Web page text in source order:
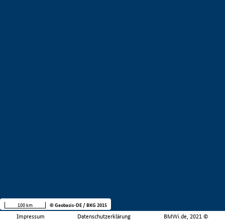
Impressum Datenschutzerklärung BMWi.de, 2021 ©
100 km © Geobasis-DE / BKG 2015